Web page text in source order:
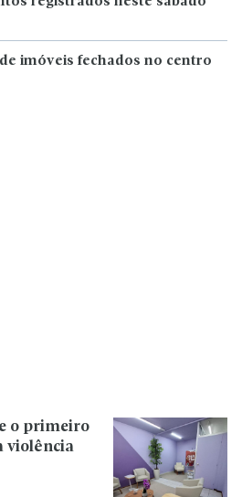
imóveis fechados no centro
o primeiro
violência